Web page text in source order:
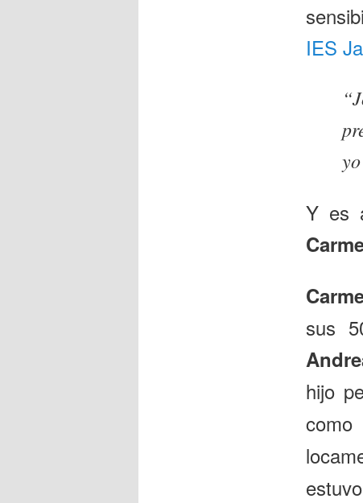
IES
Y es
sus
hijo